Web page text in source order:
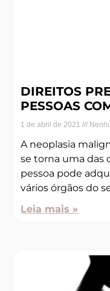
DIREITOS
PESSOAS
1 de abril de 2021
A neoplasia
se torna uma das
pessoa pode
vários órgãos do
Leia mais »